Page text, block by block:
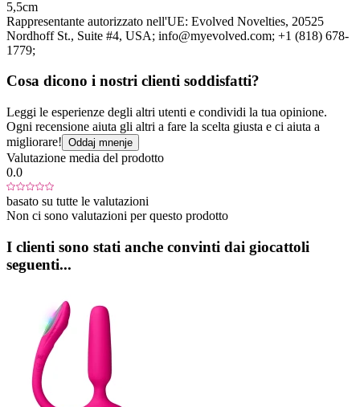
5,5cm
Rappresentante autorizzato nell'UE: Evolved Novelties, 20525
Nordhoff St., Suite #4, USA; info@myevolved.com; +1 (818) 678-
1779;
Cosa dicono i nostri clienti soddisfatti?
Leggi le esperienze degli altri utenti e condividi la tua opinione.
Ogni recensione aiuta gli altri a fare la scelta giusta e ci aiuta a
migliorare! Oddaj mnenje
Valutazione media del prodotto
0.0
basato su tutte le valutazioni
Non ci sono valutazioni per questo prodotto
I clienti sono stati anche convinti dai giocattoli
seguenti...